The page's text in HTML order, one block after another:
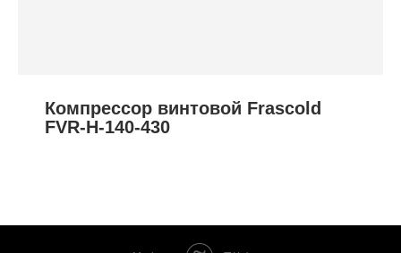
Компрессор винтовой Frascold
FVR-H-140-430